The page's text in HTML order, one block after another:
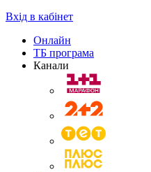
Вхід в кабінет
Онлайн
ТБ програма
Канали